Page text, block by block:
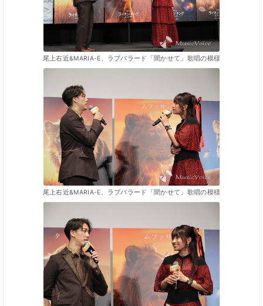
尾上右近&MARIA-E、ラブバラード「聞かせて」歌唱の模様
尾上右近&MARIA-E、ラブバラード「聞かせて」歌唱の模様